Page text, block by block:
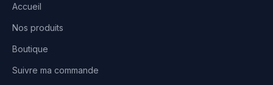
Accueil
Nos produits
Boutique
Suivre ma commande